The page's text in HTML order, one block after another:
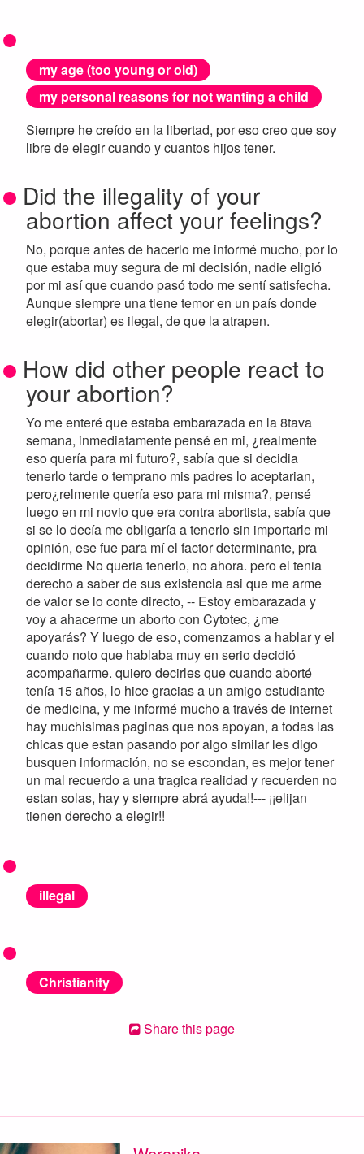
my age (too young or old)
my personal reasons for not wanting a child
Siempre he creído en la libertad, por eso creo que soy
libre de elegir cuando y cuantos hijos tener.
Did the illegality of your
abortion affect your feelings?
No, porque antes de hacerlo me informé mucho, por lo
que estaba muy segura de mi decisión, nadie eligió
por mi así que cuando pasó todo me sentí satisfecha.
Aunque siempre una tiene temor en un país donde
elegir(abortar) es ilegal, de que la atrapen.
How did other people react to
your abortion?
Yo me enteré que estaba embarazada en la 8tava
semana, inmediatamente pensé en mi, ¿realmente
eso quería para mi futuro?, sabía que si decidia
tenerlo tarde o temprano mis padres lo aceptarian,
pero¿relmente quería eso para mi misma?, pensé
luego en mi novio que era contra abortista, sabía que
si se lo decía me obligaría a tenerlo sin importarle mi
opinión, ese fue para mí el factor determinante, pra
decidirme No queria tenerlo, no ahora. pero el tenia
derecho a saber de sus existencia asi que me arme
de valor se lo conte directo, -- Estoy embarazada y
voy a ahacerme un aborto con Cytotec, ¿me
apoyarás? Y luego de eso, comenzamos a hablar y el
cuando noto que hablaba muy en serio decidió
acompañarme. quiero decirles que cuando aborté
tenía 15 años, lo hice gracias a un amigo estudiante
de medicina, y me informé mucho a través de internet
hay muchisimas paginas que nos apoyan, a todas las
chicas que estan pasando por algo similar les digo
busquen información, no se escondan, es mejor tener
un mal recuerdo a una tragica realidad y recuerden no
estan solas, hay y siempre abrá ayuda!!--- ¡¡elijan
tienen derecho a elegir!!
illegal
Christianity
Share this page